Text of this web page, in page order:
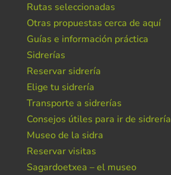
Rutas seleccionadas
Otras propuestas cerca de aquí
Guías e información práctica
Sidrerías
Reservar sidrería
Elige tu sidrería
Transporte a sidrerías
Consejos útiles para ir de sidrería
Museo de la sidra
Reservar visitas
Sagardoetxea – el museo